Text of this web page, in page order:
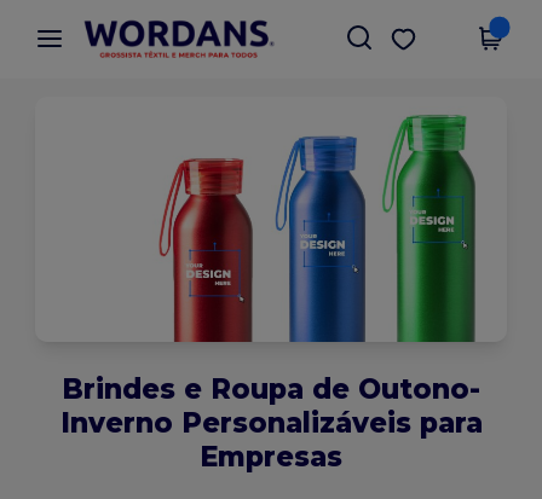
× App Wordans
Melhores preços na app!
Obter app
Brindes e Roupa de Outono-
Inverno Personalizáveis para
Empresas